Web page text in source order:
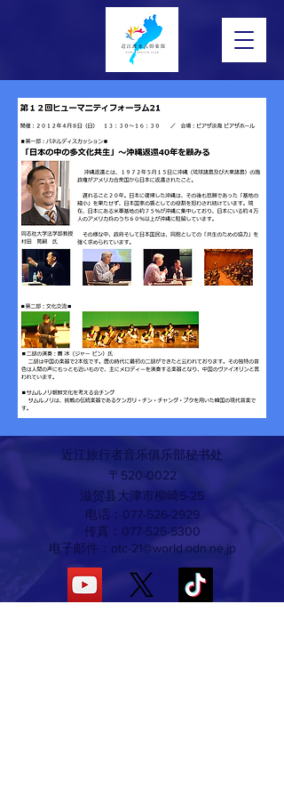
近江旅行者音乐俱乐部秘书处
〒520-0022
滋贺县大津市柳崎5-25
电话：077-526-2929
传真：077-525-5300
电子邮件： otc-21@world.odn.ne.jp